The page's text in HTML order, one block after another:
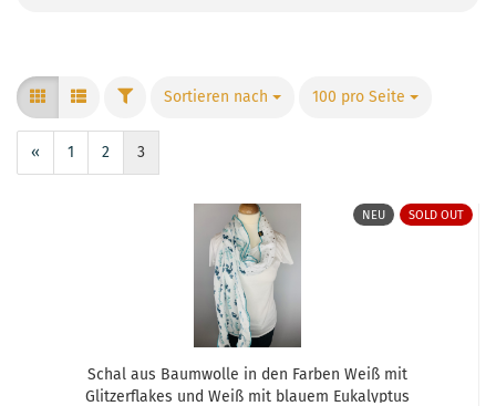
FILTERSortieren nach
Sortieren nach 100 pro Seite
pro Seite
« 1 2 3
NEU SOLD OUT
Schal aus Baumwolle in den Farben Weiß mit
Glitzerflakes und Weiß mit blauem Eukalyptus